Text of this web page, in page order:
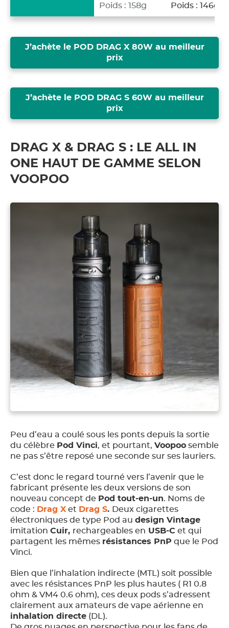
Poids : 158g
Poids : 146g
J’achète le POD DRAG X 80W au meilleur
prix
J’achète le POD DRAG S 60W au meilleur
prix
DRAG X & DRAG S : LE ALL IN
ONE HAUT DE GAMME SELON
VOOPOO
Peu d’eau a coulé sous les ponts depuis la sortie
du célèbre Pod Vinci, et pourtant, Voopoo semble
ne pas s’être reposé une seconde sur ses lauriers.
C’est donc le regard tourné vers l’avenir que le
fabricant présente les deux versions de son
nouveau concept de Pod tout-en-un. Noms de
code : Drag X et Drag S. Deux cigarettes
électroniques de type Pod au design Vintage
imitation Cuir, rechargeables en USB-C et qui
partagent les mêmes résistances PnP que le Pod
Vinci.
Bien que l’inhalation indirecte (MTL) soit possible
avec les résistances PnP les plus hautes ( R1 0.8
ohm & VM4 0.6 ohm), ces deux pods s’adressent
clairement aux amateurs de vape aérienne en
inhalation directe (DL).